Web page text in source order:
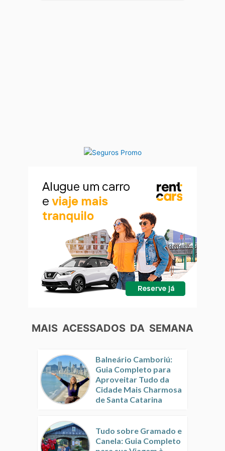
MAIS ACESSADOS DA SEMANA
Balneário Camboriú:
Guia Completo para
Aproveitar Tudo da
Cidade Mais Charmosa
de Santa Catarina
Tudo sobre Gramado e
Canela: Guia Completo